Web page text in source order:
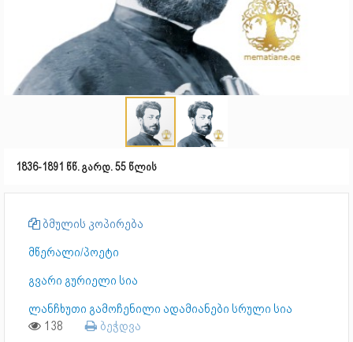
1836-1891 წწ. გარდ. 55 წლის
ბმულის კოპირება
მწერალი/პოეტი
გვარი გურიელი სია
ლანჩხუთი გამოჩენილი ადამიანები სრული სია
138 ბეჭდვა